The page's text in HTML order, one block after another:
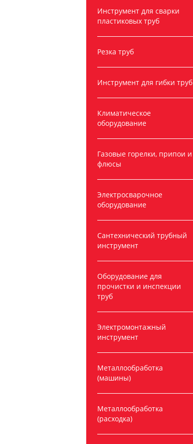
Инструмент для сварки
пластиковых труб
Резка труб
Инструмент для гибки труб
Климатическое
оборудование
Газовые горелки, припои и
флюсы
Электросварочное
оборудование
Сантехнический трубный
инструмент
Оборудование для
прочистки и инспекции
труб
Электромонтажный
инструмент
Металлообработка
(машины)
Металлообработка
(расходка)